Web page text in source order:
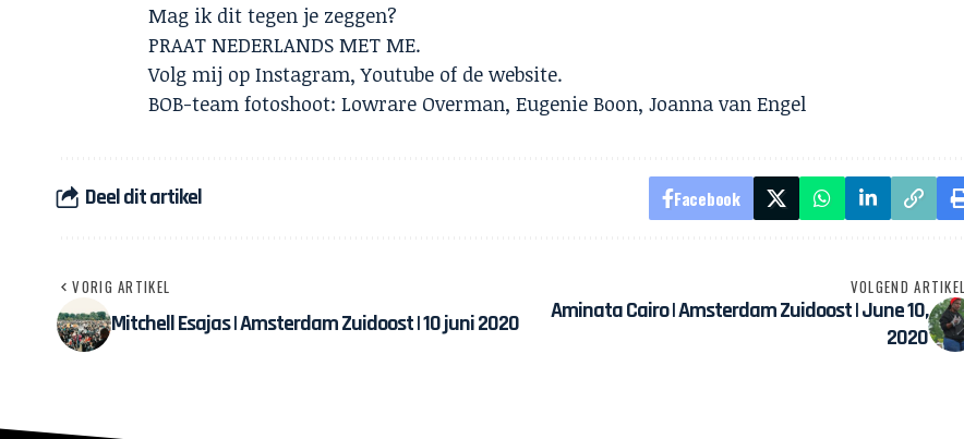
Mag ik dit tegen je zeggen?
PRAAT NEDERLANDS MET ME.
Volg mij opInstagram,Youtube of dewebsite.
BOB-team fotoshoot: Lowrare Overman, Eugenie Boon, Joanna van Engel
Deel dit artikel Facebook
VORIG ARTIKEL
Mitchell Esajas | Amsterdam Zuidoost | 10 juni 2020
VOLGEND ARTIKEL
Aminata Cairo | Amsterdam Zuidoost | June 10,
2020